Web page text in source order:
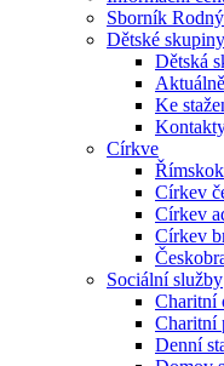
Sborník
Dětské skupiny
Dětská
Aktuálně
Ke
Církve
Církev
Církev
Církev
Sociální služby
Charitní
Charitní
Denní